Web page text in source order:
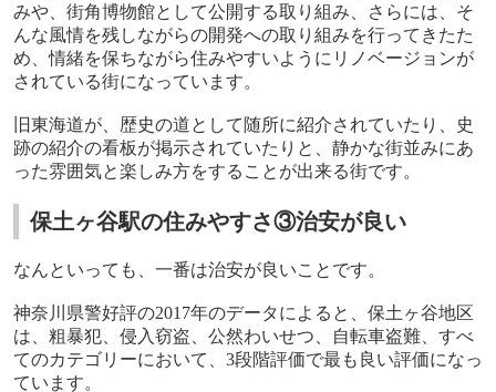
みや、街角博物館として公開する取り組み、さらには、そ
んな風情を残しながらの開発への取り組みを行ってきたた
め、情緒を保ちながら住みやすいようにリノベージョンが
されている街になっています。
旧東海道が、歴史の道として随所に紹介されていたり、史
跡の紹介の看板が掲示されていたりと、静かな街並みにあ
った雰囲気と楽しみ方をすることが出来る街です。
保土ヶ谷駅の住みやすさ③治安が良い
なんといっても、一番は治安が良いことです。
神奈川県警好評の2017年のデータによると、保土ヶ谷地区
は、粗暴犯、侵入窃盗、公然わいせつ、自転車盗難、すべ
てのカテゴリーにおいて、 3段階評価で最も良い評価になっ
ています。